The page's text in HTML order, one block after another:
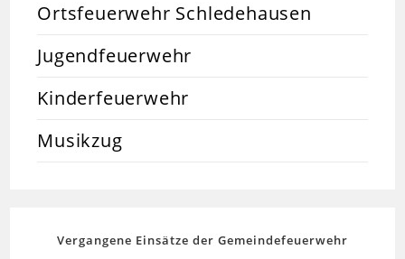
Ortsfeuerwehr Schledehausen
Jugendfeuerwehr
Kinderfeuerwehr
Musikzug
Vergangene Einsätze der Gemeindefeuerwehr